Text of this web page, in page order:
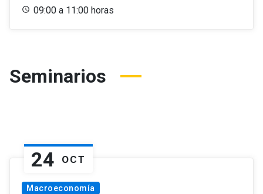
09:00 a 11:00 horas
Seminarios
24 OCT
Macroeconomía